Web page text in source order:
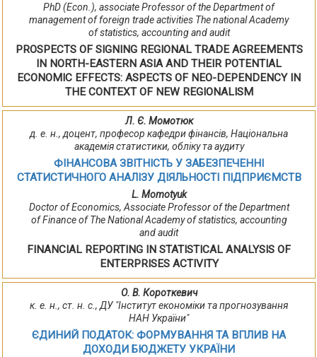
PhD (Econ.), associate Professor of the Department of
management of foreign trade activities The national Academy
of statistics, accounting and audit
PROSPECTS OF SIGNING REGIONAL TRADE AGREEMENTS
IN NORTH-EASTERN ASIA AND THEIR POTENTIAL
ECONOMIC EFFECTS: ASPECTS OF NEO-DEPENDENCY IN
THE CONTEXT OF NEW REGIONALISM
Л. Є. Момотюк
д. е. н., доцент, професор кафедри фінансів, Національна
академія статистики, обліку та аудиту
ФІНАНСОВА ЗВІТНІСТЬ У ЗАБЕЗПЕЧЕННІ
СТАТИСТИЧНОГО АНАЛІЗУ ДІЯЛЬНОСТІ ПІДПРИЄМСТВ
L. Momotyuk
Doctor of Economics, Associate Professor of the Department
of Finance of The National Academy of statistics, accounting
and audit
FINANCIAL REPORTING IN STATISTICAL ANALYSIS OF
ENTERPRISES ACTIVITY
О. В. Короткевич
к. е. н., ст. н. с., ДУ "Інститут економіки та прогнозування
НАН України"
ЄДИНИЙ ПОДАТОК: ФОРМУВАННЯ ТА ВПЛИВ НА
ДОХОДИ БЮДЖЕТУ УКРАЇНИ